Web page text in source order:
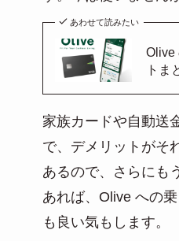
あわせて読みたい
Olive
トま
家族カードや自動送
で、デメリットがそ
あるので、さらにも
あれば、Olive への
も良い気もします。